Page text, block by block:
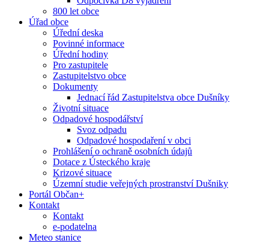
800 let obce
Úřad obce
Úřední deska
Povinné informace
Úřední hodiny
Pro zastupitele
Zastupitelstvo obce
Dokumenty
Jednací řád Zastupitelstva obce Dušníky
Životní situace
Odpadové hospodářství
Svoz odpadu
Odpadové hospodaření v obci
Prohlášení o ochraně osobních údajů
Dotace z Ústeckého kraje
Krizové situace
Územní studie veřejných prostranství Dušniky
Portál Občan+
Kontakt
Kontakt
e-podatelna
Meteo stanice